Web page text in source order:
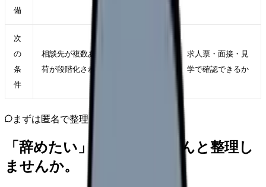
備
次
の
条
件
相談先が複数ある、教育や夜勤の負
荷が段階化されている職場
求人票・面接・見
学で確認できるか
まずは匿名で整理
「辞めたい」を、カンゴさんと整理し
ませんか。